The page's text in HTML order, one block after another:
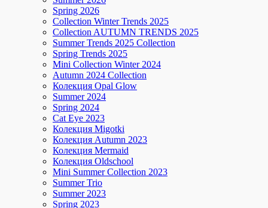
Spring 2026
Collection Winter Trends 2025
Collection AUTUMN TRENDS 2025
Summer Trends 2025 Collection
Spring Trends 2025
Mini Collection Winter 2024
Autumn 2024 Collection
Колекция Opal Glow
Summer 2024
Spring 2024
Cat Eye 2023
Колекция Migotki
Колекция Autumn 2023
Колекция Mermaid
Колекция Oldschool
Mini Summer Collection 2023
Summer Trio
Summer 2023
Spring 2023